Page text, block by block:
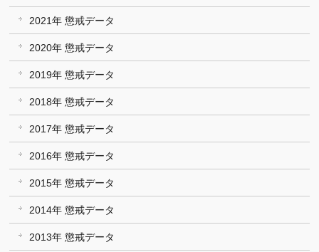
2021年 懲戒データ
2020年 懲戒データ
2019年 懲戒データ
2018年 懲戒データ
2017年 懲戒データ
2016年 懲戒データ
2015年 懲戒データ
2014年 懲戒データ
2013年 懲戒データ